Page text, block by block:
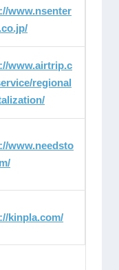
www.nsenter
www.airtrip.c
regional
www.needsto
kinpla.com/